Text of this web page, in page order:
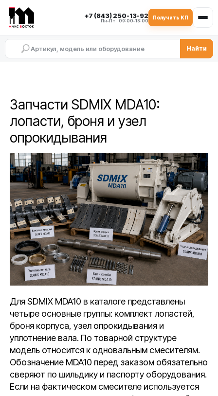
+7 (843) 250-13-92
Пн–Пт · 09:00–18:00
Получить КП
Найти
Запчасти SDMIX MDA10:
лопасти, броня и узел
опрокидывания
Для SDMIX MDA10 в каталоге представлены
четыре основные группы: комплект лопастей,
броня корпуса, узел опрокидывания и
уплотнение вала. По товарной структуре
модель относится к одновальным смесителям.
Обозначение MDA10 перед заказом обязательно
сверяют по шильдику и паспорту оборудования.
Если на фактическом смесителе используется